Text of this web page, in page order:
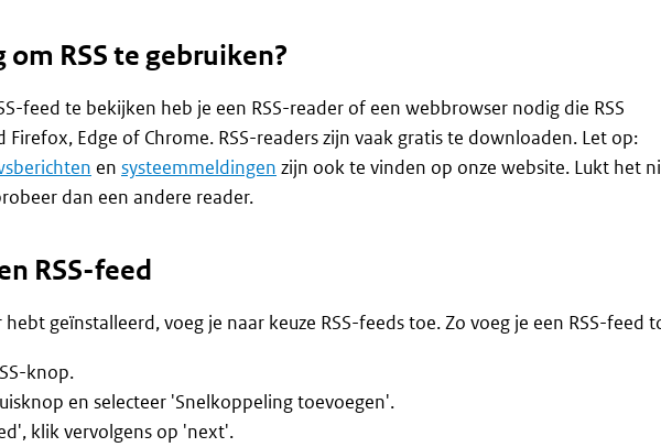
RSS te gebruiken?
feed te bekijken heb je een RSS-reader of een webbrowser nodig die RSS
Edge of Chrome. RSS-readers zijn vaak gratis te downloaden. Let op:
en systeemmeldingen zijn ook te vinden op onze website. Lukt het
dan een andere reader.
RSS-feed
geïnstalleerd, voeg je naar keuze RSS-feeds toe. Zo voeg je een RSS-feed
knop.
en selecteer 'Snelkoppeling toevoegen'.
klik vervolgens op 'next'.